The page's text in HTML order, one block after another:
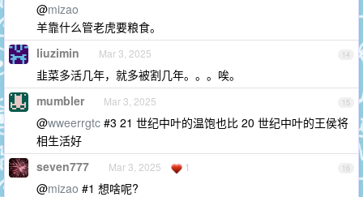
@mizao
羊靠什么管老虎要粮食。
14
liuzimin Mar 3, 2025
韭菜多活几年，就多被割几年。。。唉。
15
mumbler Mar 3, 2025
@wweerrgtc #3 21 世纪中叶的温饱也比 20 世纪中叶的王侯将
相生活好
16
seven777 Mar 3, 2025 1
@mizao #1 想啥呢?